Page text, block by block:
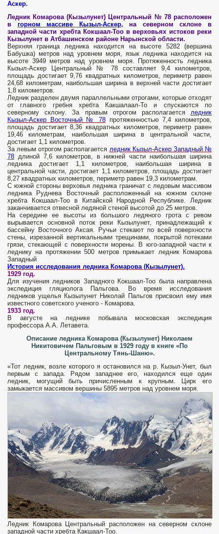
Аскер.
Ледник Комарова (Кызылунет) Центральный № 78 расположен
в горном массиве Кызыл-Аскер, на северном склоне в
западной части хребта Кокшаал-Тоо в верховьях истоков реки
Кызылунет в Атбашинском районе Нарынской области.
Верхняя граница ледника находится на высоте 5282 (вершина
Бабушка) метров над уровнем моря, язык ледника находится на
высоте 3949 метров над уровнем моря. Протяженность ледника
Кызыл-Аскер Центральный № 78 составляет 9,4 километров,
площадь достигает 9,76 квадратных километров, периметр равен
24,68 километрам, наибольшая ширина в верхней части достигает
1,8 километров.
Ледник разделен двумя параллельными отрогами, которые отходят
от главного гребня хребта Какшалаал-То и спускаются по
северному склону. За правым отрогом располагается ледник
Кызыл-Аскер Восточный № 78протяженностью 7,4 километров,
площадь достигает 8,36 квадратных километров, периметр равен
19,46 километрам, наибольшая ширина в центральной части,
достигает 1,1 километров.
За левым отрогом располагается ледник Кызыл-Аскер Западный №
78 длиной 7,6 километров, в нижней части наибольшая ширина
ледника достигает 1,1 километров, наибольшая ширина в
центральной части, достигает 1,1 километров, площадь достигает
8,27 квадратных километров, периметр равен 19,3 километрам.
С южной стороны верховья ледника граничат с ледовым массивом
ледника Руднева Восточный расположенный на южном склоне
хребта Кокшаал-Тоо в Китайской Народной Республике. Ледник
заканчивается отвесной ледяной стеной высотой до 25 метров.
На середине ее высоты из большого ледяного грота с ревом
вырывается основной поток реки Кызылунет, принадлежащий к
бассейну Восточного Аксая. Ручьи стекают по всей поверхности
стены, изрезанной вертикальными трещинами, покрытой потеками
грязи, стекающей с поверхности морены. В юго-западной части к
леднику на протяжении 500 метров примыкает ледник Комарова
Западный
История исследования ледника Комарова (Кызылунет).
1929 год.
Для изучения ледников Западного Кокшаал-Тоо была направлена
экспедиция гляциолога Пальгова. Во время исследования
ледников ущелья Кызылунет Николай Пальгов присвоил ему имя
известного советского ученого - Комарова.
1933 год.
В августе на леднике побывала московская экспедиция
профессора А.А. Летавета.
Описание ледника Комарова (Кызылунет) Николаем
Никитовичем Пальговым в 1929 году в книге «По
Центральному Тянь-Шаню».
«Тот ледник, возле которого я остановился на р. Кызыл-Унет, был
первым с запада. Рядом западнее его, находился еще один
ледник, могущий быть причисленным к крупным. Цирк его
замыкается массивом вершины 5895 метров над уровнем моря.
Ледник Комарова Центральный расположен на северном склоне
западной части хребта Какшаал-Тоо.